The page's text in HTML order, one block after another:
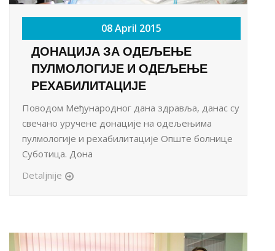
08 April 2015
ДОНАЦИЈА ЗА ОДЕЉЕЊЕ
ПУЛМОЛОГИЈЕ И ОДЕЉЕЊЕ
РЕХАБИЛИТАЦИЈЕ
Поводом Међународног дана здравља, данас су
свечано уручене донације на одељењима
пулмологије и рехабилитације Опште болнице
Суботица. Дона
Detaljnije